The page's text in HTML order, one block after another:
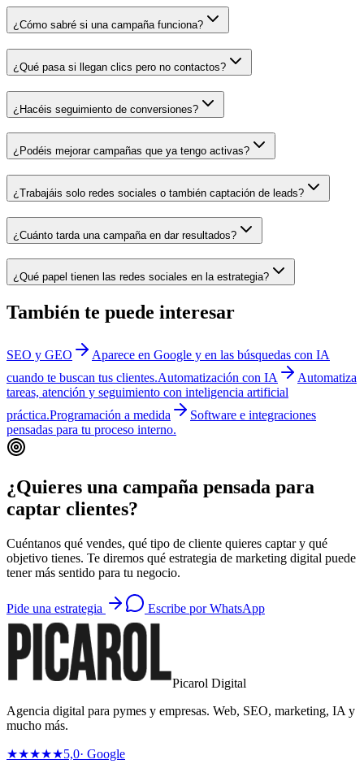
¿Cómo sabré si una campaña funciona?
¿Qué pasa si llegan clics pero no contactos?
¿Hacéis seguimiento de conversiones?
¿Podéis mejorar campañas que ya tengo activas?
¿Trabajáis solo redes sociales o también captación de leads?
¿Cuánto tarda una campaña en dar resultados?
¿Qué papel tienen las redes sociales en la estrategia?
También te puede interesar
SEO y GEO
Aparece en Google y en las búsquedas con IA
cuando te buscan tus clientes.Automatización con IA
Automatiza
tareas, atención y seguimiento con inteligencia artificial
práctica.Programación a medida
Software e integraciones
pensadas para tu proceso interno.
¿Quieres una campaña pensada para
captar clientes?
Cuéntanos qué vendes, qué tipo de cliente quieres captar y qué
objetivo tienes. Te diremos qué estrategia de marketing digital puede
tener más sentido para tu negocio.
Pide una estrategia Escribe por WhatsApp
Picarol Digital
Agencia digital para pymes y empresas. Web, SEO, marketing, IA y
mucho más.
★★★★★5,0· Google